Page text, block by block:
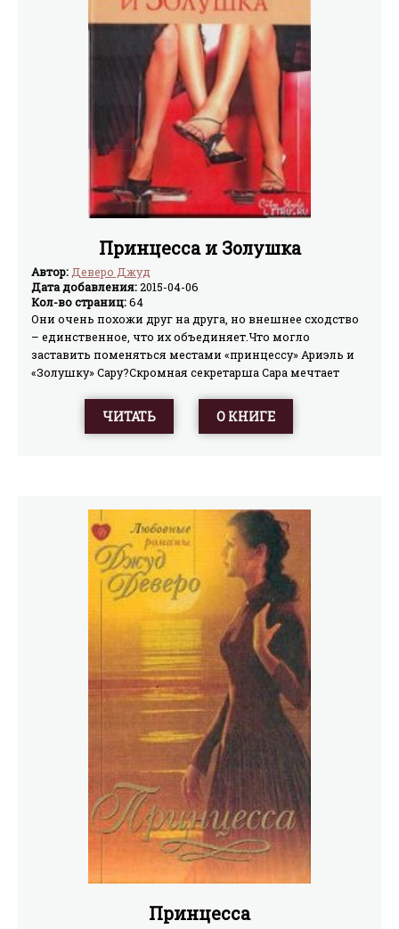
Принцесса и Золушка
Автор: Деверо Джуд
Дата добавления:2015-04-06
Кол-во страниц:64
Они очень похожи друг на друга, но внешнее сходство
– единственное, что их объединяет.Что могло
заставить поменяться местами «принцессу» Ариэль и
«Золушку» Сару?Скромная секретарша Сара мечтает
богатой наследницы...Ни в чем не знающая отказа
Ариэль, тайно влюбленная в обаятельного босса
в водоворот опасных приключений...
ЧИТАТЬ О КНИГЕ
Принцесса